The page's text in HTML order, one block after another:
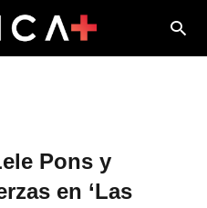
Pons y
en ‘Las